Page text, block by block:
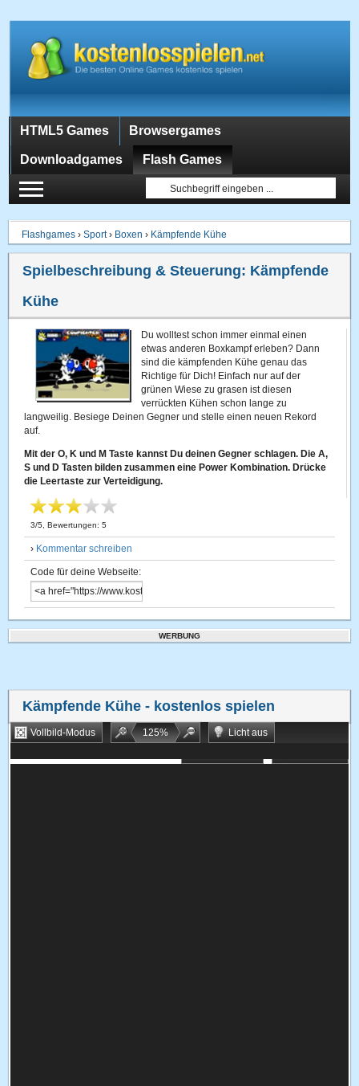
HTML5 Games Browsergames
Downloadgames Flash Games
Flashgames ›Sport› Boxen › Kämpfende Kühe
Spielbeschreibung & Steuerung: Kämpfende
Kühe
Du wolltest schon immer einmal einen
etwas anderen Boxkampf erleben? Dann
sind die kämpfenden Kühe genau das
Richtige für Dich! Einfach nur auf der
grünen Wiese zu grasen ist diesen
verrückten Kühen schon lange zu
langweilig. Besiege Deinen Gegner und stelle einen neuen Rekord
auf.
Mit der O, K und M Taste kannst Du deinen Gegner schlagen. Die A,
S und D Tasten bilden zusammen eine Power Kombination. Drücke
die Leertaste zur Verteidigung.
3/5 , Bewertungen:5
› Kommentar schreiben
Code für deine Webseite:
WERBUNG
Kämpfende Kühe - kostenlos spielen
Vollbild-Modus 125%
Licht aus